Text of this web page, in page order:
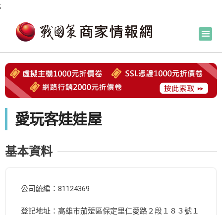
;
愛玩客娃娃屋
基本資料
公司統編：81124369
登記地址：高雄市茄萣區保定里仁愛路２段１８３號１